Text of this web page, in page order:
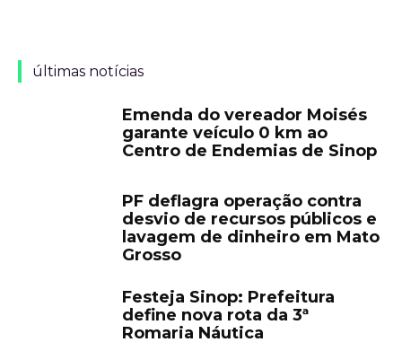
últimas notícias
Emenda do vereador Moisés
garante veículo 0 km ao
Centro de Endemias de Sinop
PF deflagra operação contra
desvio de recursos públicos e
lavagem de dinheiro em Mato
Grosso
Festeja Sinop: Prefeitura
define nova rota da 3ª
Romaria Náutica